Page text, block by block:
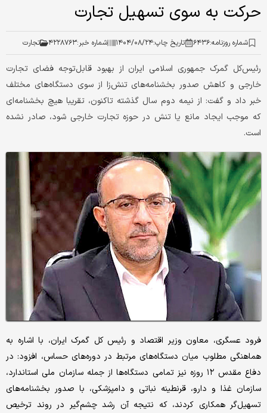
حرکت به سوی تسهیل‌ تجارت
شماره روزنامه:۶۴۳۶ تاریخ چاپ:۱۴۰۴/۰۸/۲۴ شماره خبر:۴۲۲۸۷۶۳ تجارت
رئیس‌کل گمرک جمهوری اسلامی ایران از بهبود قابل‌توجه فضای تجارت
خارجی و کاهش صدور بخشنامه‌های تنش‌زا از سوی دستگاه‌های مختلف
خبر داد و گفت: از نیمه دوم سال گذشته تاکنون، تقریبا هیچ بخشنامه‌ای
که موجب ایجاد مانع یا تنش در حوزه تجارت خارجی شود، صادر نشده
است.
فرود عسگری، معاون وزیر اقتصاد و رئیس‌ کل گمرک ایران، با اشاره به
هماهنگی مطلوب میان دستگاه‌های مرتبط در دوره‌های حساس، افزود: در
دفاع مقدس ۱۲ روزه نیز تمامی دستگاه‌ها از جمله سازمان ملی استاندارد،
سازمان غذا و دارو، قرنطینه نباتی و دامپزشکی، با صدور بخشنامه‌های
تسهیل‌گر همکاری کردند، که نتیجه آن رشد چشم‌گیر در روند ترخیص